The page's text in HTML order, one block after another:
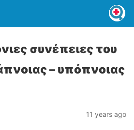
συνέπειες του
– υπόπνοιας
11 years ago